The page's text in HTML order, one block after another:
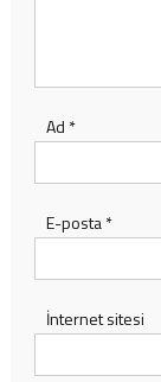
Ad *
E-posta*
İnternet sitesi